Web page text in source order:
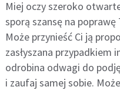
Miej oczy szeroko
sporą szansę na
Może przynieść Ci ją
zasłyszana przypadkiem
odrobina odwagi do
i zaufaj samej sobie.